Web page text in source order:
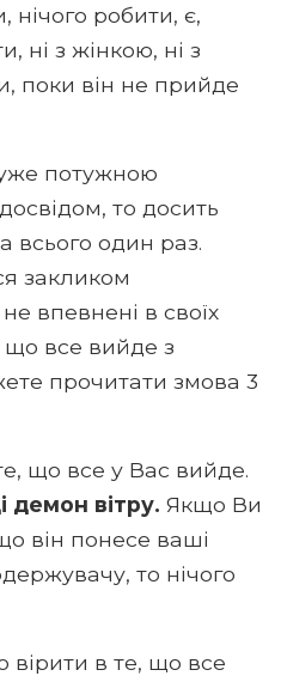
нічого робити, є,
ні з жінкою, ні з
поки він не прийде
потужною
то досить
всього один раз.
закликом
впевнені в своїх
що все вийде з
прочитати змова 3
що все у Вас вийде.
демон вітру. Якщо Ви
він понесе ваші
то нічого
в те, що все